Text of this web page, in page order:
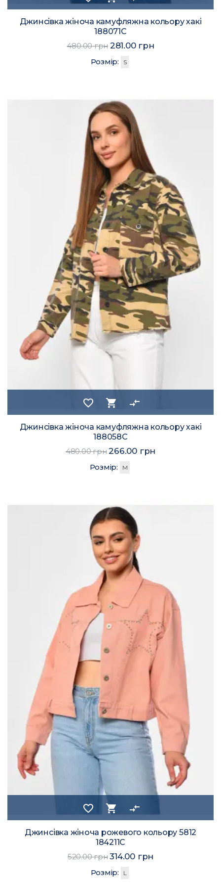
Джинсівка жіноча камуфляжна кольору хакі
188071C
480.00 грн 281.00 грн
Розмір: S
favorite_border shopping_cart compare_arrows
Джинсівка жіноча камуфляжна кольору хакі
188058C
480.00 грн266.00 грн
Розмір: M
favorite_border shopping_cart compare_arrows
Джинсівка жіноча рожевого кольору 5812
184211C
520.00 грн314.00 грн
Розмір: L